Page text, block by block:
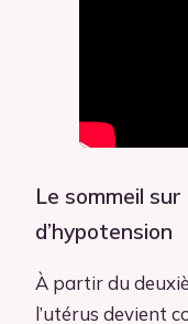
Le sommeil
d’hypotension
À partir du
l’utérus devient